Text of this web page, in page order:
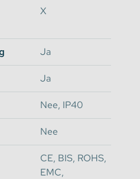
X
Ja
Ja
Nee, IP40
Nee
CE, BIS, ROHS,
EMC,